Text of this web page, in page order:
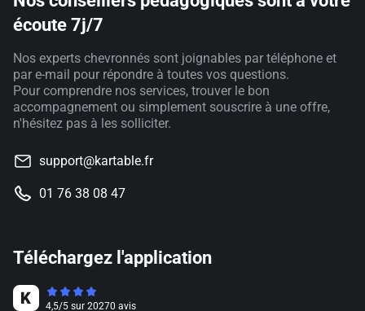
écoute 7j/7
Nos experts chevronnés sont joignables par téléphone et
par e-mail pour répondre à toutes vos questions.
Pour comprendre nos services, trouver le bon
accompagnement ou simplement souscrire à une offre,
n'hésitez pas à les solliciter.
support@kartable.fr
01 76 38 08 47
Téléchargez l'application
4,5/5 sur 20270 avis